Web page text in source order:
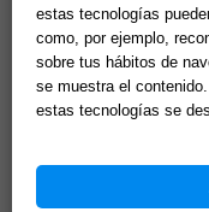
5,00 €
Comprar
estas tecnologías
como, por ejemplo,
sobre tus hábitos de
se muestra el
estas tecnologías se